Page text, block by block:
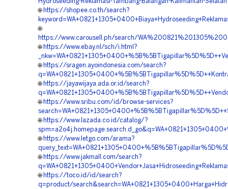
Hydroseeding-Reklamasi-Tambang-Balangan-Kalimantan-Selatan
🌐 https://shopee.co.th/search?
🌐
https://www.carousell.ph/search/
🌐 https://www.ebay.nl/sch/i.html?
🌐 https://sragen.ayoindonesia.com/search?
🌐 https://jayawijaya.ada.or.id/search?
🌐 https://www.sribu.com/id/browse-services?
🌐 https://www.lazada.co.id/catalog/?
🌐 https://www.letgo.com/arama?
🌐 https://www.jakmall.com/search?
🌐 https://toco.id/id/search?
q=product/